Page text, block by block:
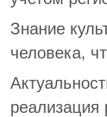
Знание
человека,
реализация